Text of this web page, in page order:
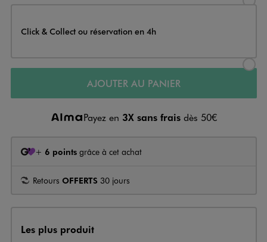
Click & Collect ou réservation en 4h
AJOUTER AU PANIER
Payez en 3X sans frais dès 50€
+ 6 points grâce à cet achat
Retours OFFERTS 30 jours
Les plus produit